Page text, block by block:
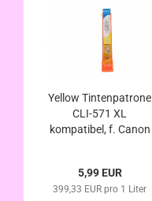
Yellow Tintenpatrone
CLI-571 XL
kompatibel, f. Canon
MG7753
5,99 EUR
399,33 EUR pro 1 Liter